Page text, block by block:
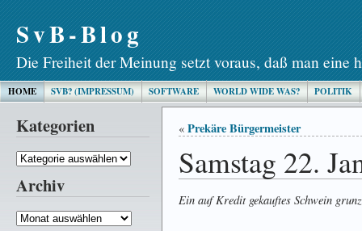
SvB-Blog
Die Freiheit der Meinung setzt voraus, daß man eine
HOME SVB? (IMPRESSUM) SOFTWARE WORLD WIDE WAS? POLITIK
Kategorien
Kategorien
Archiv
Archiv
« Prekäre Bürgermeister
Samstag 22.
Ein auf Kredit gekauftes Schwein